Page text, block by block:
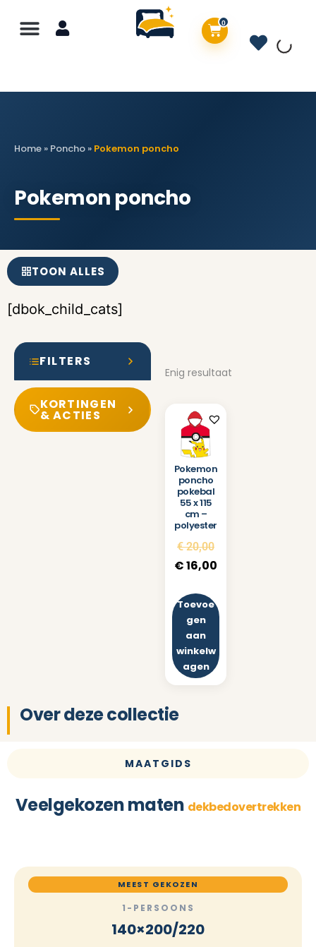
0
Home » Poncho » Pokemon poncho
Pokemon poncho
TOON ALLES
[dbok_child_cats]
FILTERS
KORTINGEN
& ACTIES
Enig resultaat
Pokemon
poncho
pokebal
55 x 115
cm –
polyester
€20,00
€16,00
Toevoe
gen
aan
winkelw
agen
Over deze collectie
MAATGIDS
Veelgekozen maten dekbedovertrekken
MEEST GEKOZEN
1-PERSOONS
140×200/220